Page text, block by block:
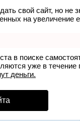
свой сайт, но не
на увеличение
в поиске
уже в
деньги.